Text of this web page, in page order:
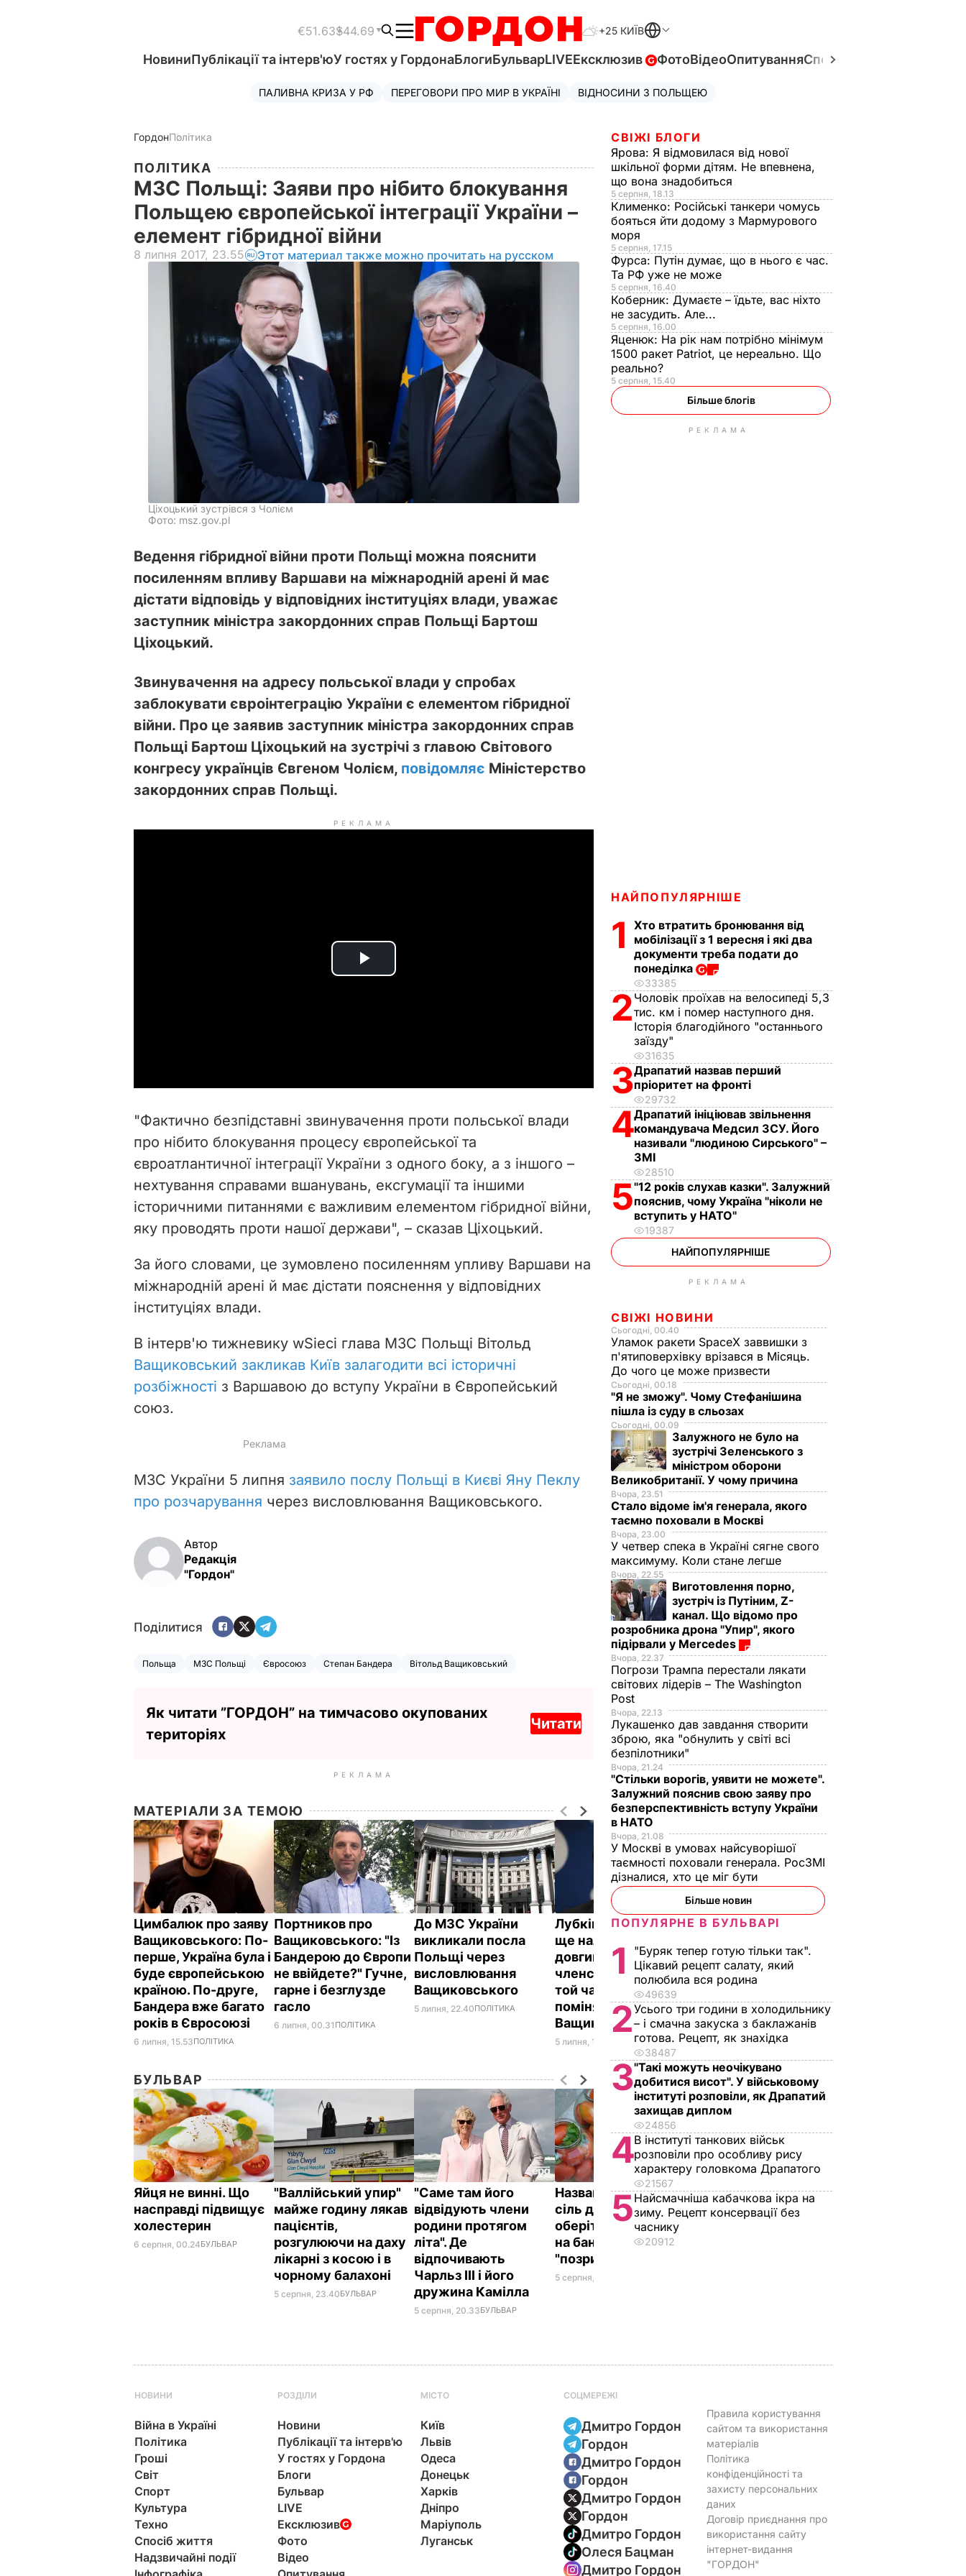
€51.63$44.69 +25 КИЇВ
НовиниПублікації та інтерв'юУ гостях у ГордонаБлогиБульварLIVEЕксклюзив ФотоВідеоОпитуванняСпецпроєкти
ПАЛИВНА КРИЗА У РФ ПЕРЕГОВОРИ ПРО МИР В УКРАЇНІ ВІДНОСИНИ З ПОЛЬЩЕЮ
ГордонПолітика
ПОЛІТИКА
МЗС Польщі: Заяви про нібито блокування
Польщею європейської інтеграції України –
елемент гібридної війни
8 липня 2017, 23.55 Этот материал также можно прочитать на русском
Ціхоцький зустрівся з Чолієм
Фото: msz.gov.pl
Ведення гібридної війни проти Польщі можна пояснити
посиленням впливу Варшави на міжнародній арені й має
дістати відповідь у відповідних інституціях влади, уважає
заступник міністра закордонних справ Польщі Бартош
Ціхоцький.
Звинувачення на адресу польської влади у спробах
заблокувати євроінтеграцію України є елементом гібридної
війни. Про це заявив заступник міністра закордонних справ
Польщі Бартош Ціхоцький на зустрічі з главою Світового
конгресу українців Євгеном Чолієм, повідомляє Міністерство
закордонних справ Польщі.
РЕКЛАМА
P
i
d
e
o
"Фактично безпідставні звинувачення проти польської влади
про нібито блокування процесу європейської та
євроатлантичної інтеграції України з одного боку, а з іншого –
нехтування справами вшанувань, ексгумації та іншими
історичними питаннями є важливим елементом гібридної війни,
яку проводять проти нашої держави", – сказав Ціхоцький.
За його словами, це зумовлено посиленням упливу Варшави на
міжнародній арені й має дістати пояснення у відповідних
інституціях влади.
В інтерв'ю тижневику wSieci глава МЗС Польщі Вітольд
Ващиковський закликав Київ залагодити всі історичні
розбіжності з Варшавою до вступу України в Європейський
союз.
МЗС України 5 липня заявило послу Польщі в Києві Яну Пеклу
про розчарування через висловлювання Ващиковського.
Автор
Редакція
"Гордон"
Поділитися
Польща МЗС Польщі Євросоюз Степан Бандера Вітольд Ващиковський
Як читати ”ГОРДОН” на тимчасово окупованих
територіях
Читати
РЕКЛАМА
МАТЕРІАЛИ ЗА ТЕМОЮ
Цимбалюк про заяву
Ващиковського: По-
перше, Україна була і
буде європейською
країною. По-друге,
Бандера вже багато
років в Євросоюзі
6 липня, 15.53ПОЛІТИКА
Портников про
Ващиковського: "Із
Бандерою до Європи
не ввійдете?" Гучне,
гарне і безглузде
гасло
6 липня, 00.31 ПОЛІТИКА
До МЗС України
викликали посла
Польщі через
висловлювання
Ващиковського
5 липня, 22.40ПОЛІТИКА
Лубківський:Україні
ще належить пройти
довгий шлях до
членства в ЄС. За
той час у Польщі
поміняється не один
Ващиковський
5 липня, 12.24 БЛОГИ
Глава МЗС Польщі: Із
Європи не ввійде
4 липня, 16.13СВІТ
БУЛЬВАР
Яйця не винні. Що
насправді підвищує
холестерин
6 серпня, 00.24БУЛЬВАР
"Валлійський упир"
майже годину лякав
пацієнтів,
розгулюючи на даху
лікарні з косою і в
чорному балахоні
5 серпня, 23.40БУЛЬВАР
"Саме там його
відвідують члени
родини протягом
літа". Де
відпочивають
Чарльз III і його
дружина Камілла
5 серпня, 20.33БУЛЬВАР
Названа найкраща
сіль для консервації,
оберіть її – і кришки
на банках не
"позриває"
5 серпня, 19.25
Марія Бурмака: Нам
кажуть, що буде
СВІЖІ БЛОГИ
Ярова: Я відмовилася від нової
шкільної форми дітям. Не впевнена,
що вона знадобиться
5 серпня, 18.13
Клименко: Російські танкери чомусь
бояться йти додому з Мармурового
моря
5 серпня, 17.15
Фурса: Путін думає, що в нього є час.
Та РФ уже не може
5 серпня, 16.40
Коберник: Думаєте – їдьте, вас ніхто
не засудить. Але...
5 серпня, 16.00
Яценюк: На рік нам потрібно мінімум
1500 ракет Patriot, це нереально. Що
реально?
5 серпня, 15.40
Більше блогів
РЕКЛАМА
НАЙПОПУЛЯРНІШЕ
1
Хто втратить бронювання від
мобілізації з 1 вересня і які два
документи треба подати до
понеділка
33385
2 Чоловік проїхав на велосипеді 5,3
тис. км і помер наступного дня.
Історія благодійного "останнього
заїзду"
31635
3Драпатий назвав перший
пріоритет на фронті
29732
4Драпатий ініціював звільнення
командувача Медсил ЗСУ. Його
називали "людиною Сирського" –
ЗМІ
28510
5"12 років слухав казки". Залужний
пояснив, чому Україна "ніколи не
вступить у НАТО"
19387
НАЙПОПУЛЯРНІШЕ
РЕКЛАМА
СВІЖІ НОВИНИ
Сьогодні, 00.40
Уламок ракети SpaceX заввишки з
п'ятиповерхівку врізався в Місяць.
До чого це може призвести
Сьогодні, 00.18
"Я не зможу". Чому Стефанішина
пішла із суду в сльозах
Сьогодні, 00.09
Залужного не було на
зустрічі Зеленського з
міністром оборони
Великобританії. У чому причина
Вчора, 23.51
Стало відоме ім'я генерала, якого
таємно поховали в Москві
Вчора, 23.00
У четвер спека в Україні сягне свого
максимуму. Коли стане легше
Вчора, 22.55
Виготовлення порно,
зустріч із Путіним, Z-
канал. Що відомо про
розробника дрона "Упир", якого
підірвали у Mercedes
Вчора, 22.37
Погрози Трампа перестали лякати
світових лідерів – The Washington
Post
Вчора, 22.13
Лукашенко дав завдання створити
зброю, яка "обнулить у світі всі
безпілотники"
Вчора, 21.24
"Стільки ворогів, уявити не можете".
Залужний пояснив свою заяву про
безперспективність вступу України
в НАТО
Вчора, 21.08
У Москві в умовах найсуворішої
таємності поховали генерала. РосЗМІ
дізналися, хто це міг бути
Більше новин
ПОПУЛЯРНЕ В БУЛЬВАРІ
1
"Буряк тепер готую тільки так".
Цікавий рецепт салату, який
полюбила вся родина
49639
2Усього три години в холодильнику
– і смачна закуска з баклажанів
готова. Рецепт, як знахідка
38487
3"Такі можуть неочікувано
добитися висот". У військовому
інституті розповіли, як Драпатий
захищав диплом
24856
4В інституті танкових військ
розповіли про особливу рису
характеру головкома Драпатого
21567
5Найсмачніша кабачкова ікра на
зиму. Рецепт консервації без
часнику
20912
НОВИНИ
Війна в Україні
Політика
Гроші
Світ
Спорт
Культура
Техно
Спосіб життя
Надзвичайні події
РОЗДІЛИ
Новини
Публікації та інтерв'ю
У гостях у Гордона
Блоги
Бульвар
LIVE
Ексклюзив
Фото
Відео
МІСТО
Київ
Львів
Одеса
Донецьк
Харків
Дніпро
Маріуполь
Луганськ
СОЦМЕРЕЖІ
Дмитро Гордон
Гордон
Дмитро Гордон
Гордон
Дмитро Гордон
Гордон
Дмитро Гордон
Олеся Бацман
Дмитро Гордон
Правила користування
сайтом та використання
матеріалів
Політика
конфіденційності та
захисту персональних
даних
Договір приєднання про
використання сайту
інтернет-видання
"ГОРДОН"